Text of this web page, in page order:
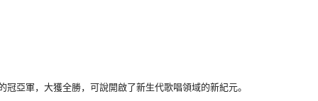
冠亞軍， 大獲全勝，可說開啟了新生代歌唱領域的新紀元。